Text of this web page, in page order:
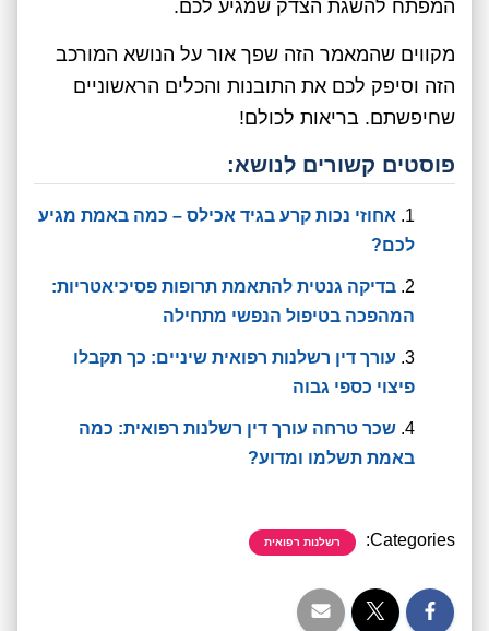
המפתח להשגת הצדק שמגיע לכם.
מקווים שהמאמר הזה שפך אור על הנושא המורכב
הזה וסיפק לכם את התובנות והכלים הראשוניים
שחיפשתם. בריאות לכולם!
פוסטים קשורים לנושא:
אחוזי נכות קרע בגיד אכילס – כמה באמת מגיע
לכם?
בדיקה גנטית להתאמת תרופות פסיכיאטריות:
המהפכה בטיפול הנפשי מתחילה
עורך דין רשלנות רפואית שיניים: כך תקבלו
פיצוי כספי גבוה
שכר טרחה עורך דין רשלנות רפואית: כמה
באמת תשלמו ומדוע?
Categories: רשלנות רפואית